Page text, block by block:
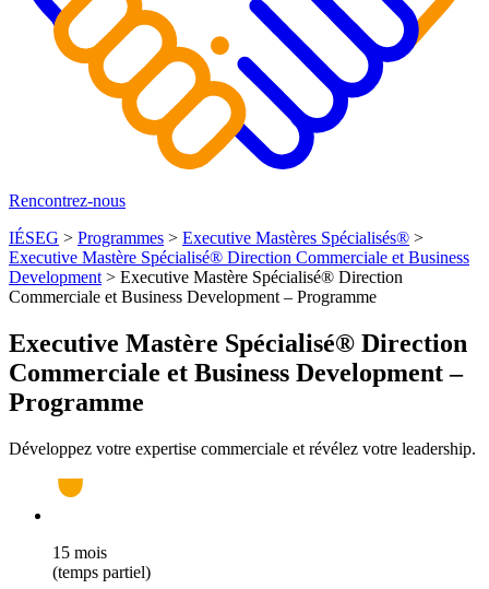
Rencontrez-nous
IÉSEG > Programmes > Executive Mastères Spécialisés® >
Executive Mastère Spécialisé® Direction Commerciale et Business
Development > Executive Mastère Spécialisé® Direction
Commerciale et Business Development – Programme
Executive Mastère Spécialisé® Direction
Commerciale et Business Development –
Programme
Développez votre expertise commerciale et révélez votre leadership.
15 mois
(temps partiel)